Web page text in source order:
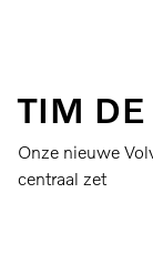
TIM
Onze nieuwe
centraal zet